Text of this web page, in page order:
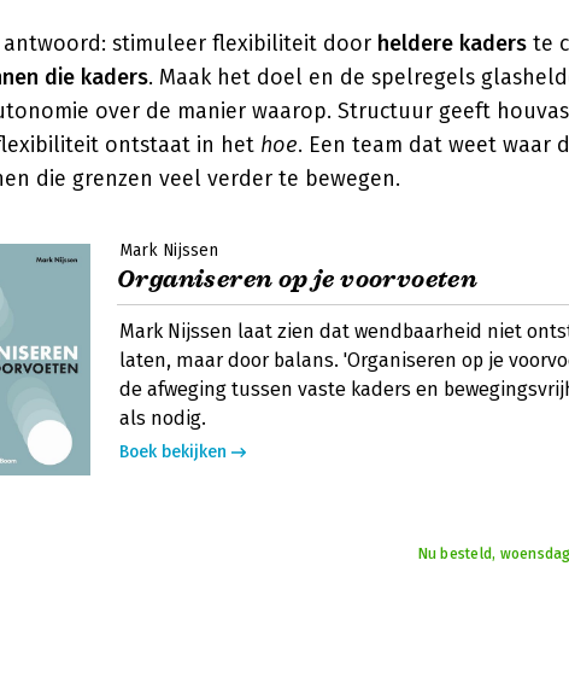
antwoord: stimuleer flexibiliteit door heldere kaders te
die kaders. Maak het doel en de spelregels
over de manier waarop. Structuur geeft
ontstaat in het hoe. Een team dat weet waar
die grenzen veel verder te bewegen.
Mark Nijssen
Organiseren op je voorvoeten
Mark Nijssen laat zien dat wendbaarheid niet
laten, maar door balans. 'Organiseren op je
de afweging tussen vaste kaders en
als nodig.
Boek bekijken
Nu besteld,